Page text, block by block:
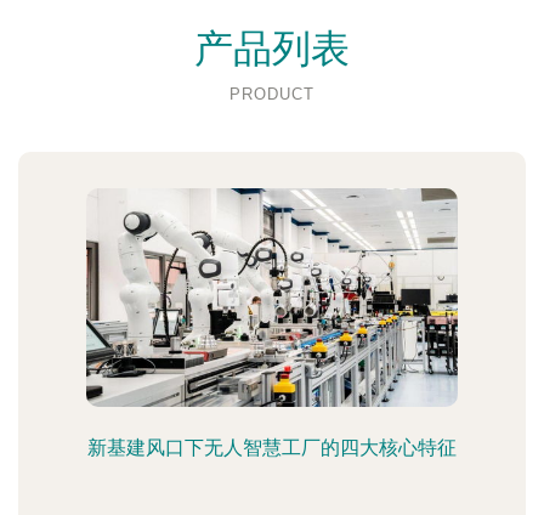
产品列表
PRODUCT
新基建风口下无人智慧工厂的四大核心特征